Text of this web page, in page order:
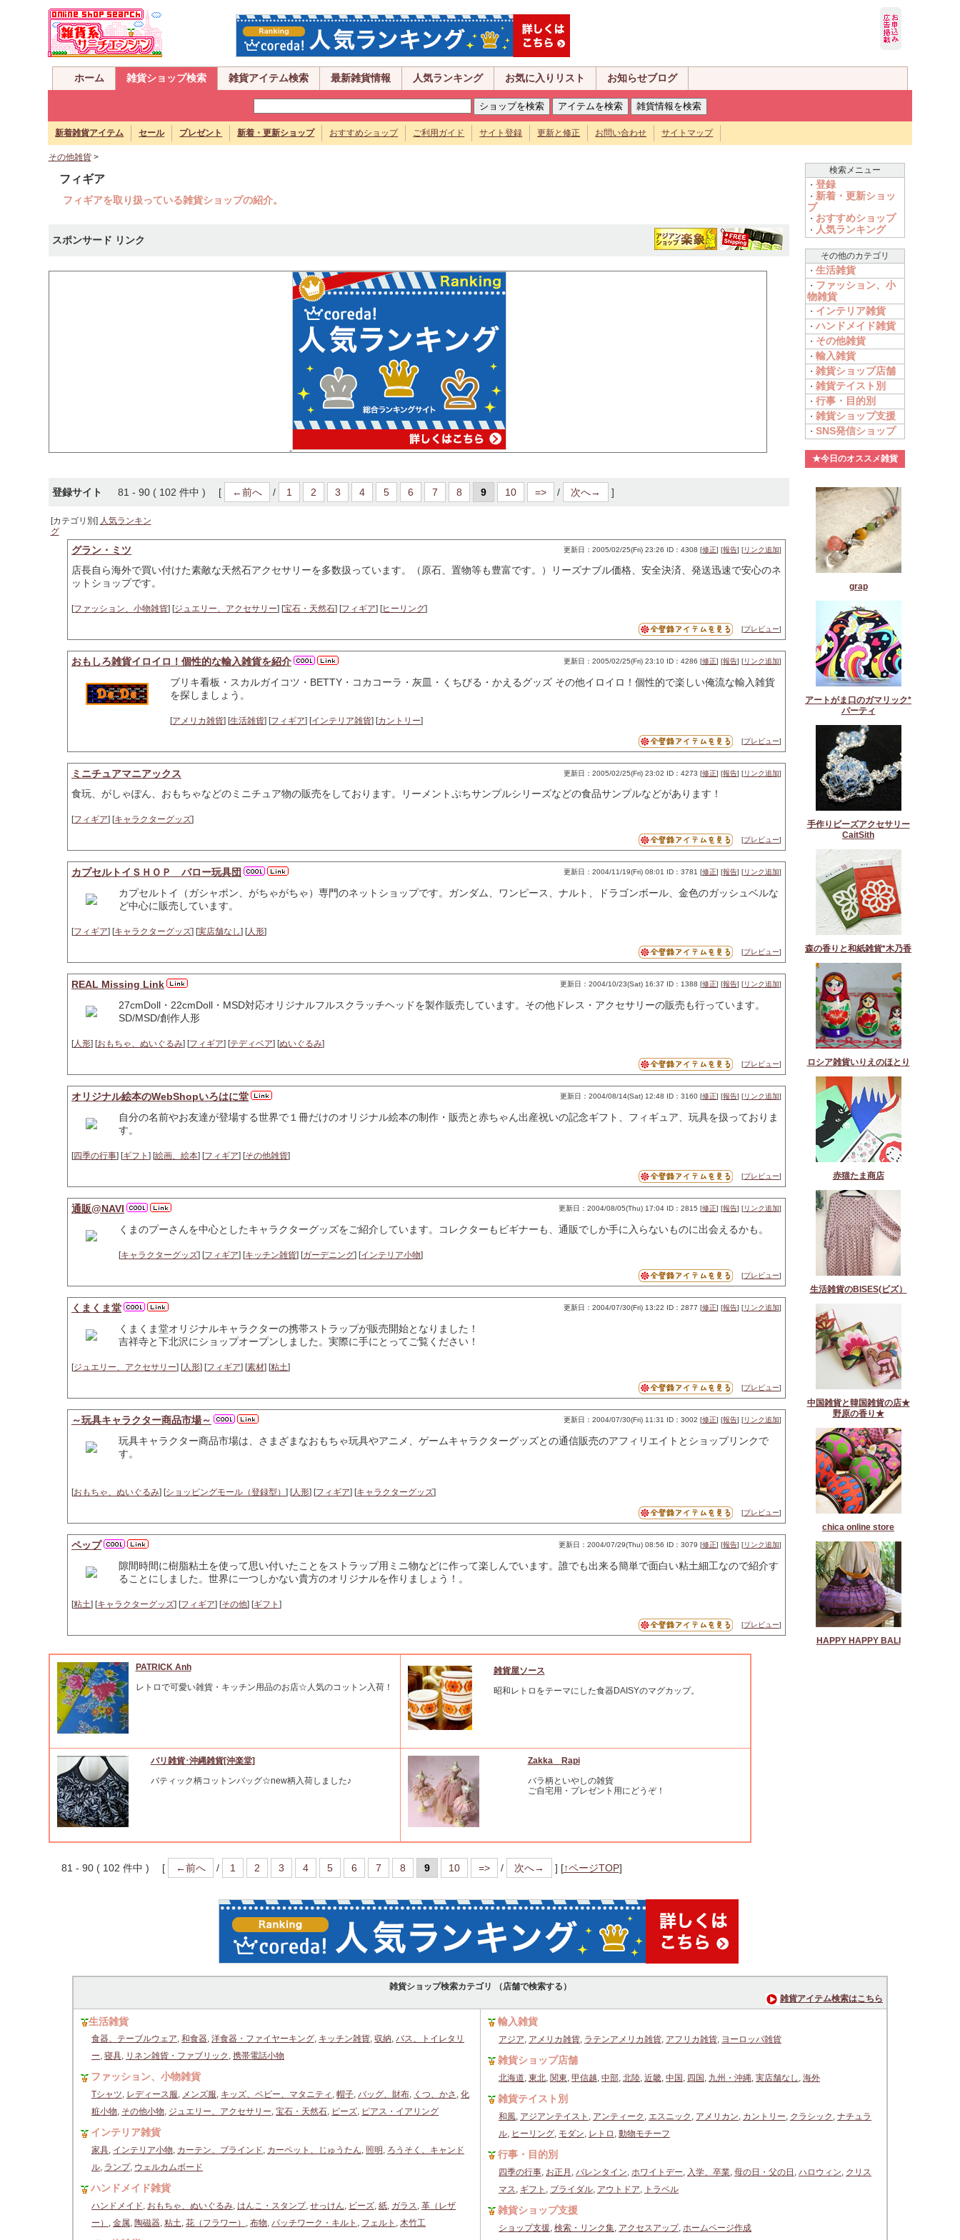
ホーム 雑貨ショップ検索 雑貨アイテム検索 最新雑貨情報 人気ランキング お気に入りリスト お知らせブログ
新着雑貨アイテム セール プレゼント 新着・更新ショップ おすすめショップ ご利用ガイド サイト登録 更新と修正 お問い合わせ サイトマップ
その他雑貨>
フィギア
フィギアを取り扱っている雑貨ショップの紹介。
スポンサード リンク
登録サイト 81 - 90 ( 102 件中 ) [ ←前へ / 1 2 3 4 5 6 7 8 9 10 => / 次へ→ ]
[カテゴリ別] 人気ランキン
グ
グラン・ミツ 更新日：2005/02/25(Fri) 23:26 ID：4308 [修正] [報告] [リンク追加]
店長自ら海外で買い付けた素敵な天然石アクセサリーを多数扱っています。（原石、置物等も豊富です。）リーズナブル価格、安全決済、発送迅速で安心のネ
ットショップです。
[ファッション、小物雑貨] [ジュエリー、アクセサリー] [宝石・天然石] [フィギア] [ヒーリング]
[プレビュー]
おもしろ雑貨イロイロ！個性的な輸入雑貨を紹介 更新日：2005/02/25(Fri) 23:10 ID：4286 [修正] [報告] [リンク追加]
ブリキ看板・スカルガイコツ・BETTY・コカコーラ・灰皿・くちびる・かえるグッズ その他イロイロ！個性的で楽しい俺流な輸入雑貨
を探しましょう。
[アメリカ雑貨] [生活雑貨] [フィギア] [インテリア雑貨] [カントリー]
[プレビュー]
ミニチュアマニアックス 更新日：2005/02/25(Fri) 23:02 ID：4273 [修正] [報告] [リンク追加]
食玩、がしゃぽん、おもちゃなどのミニチュア物の販売をしております。リーメントぷちサンプルシリーズなどの食品サンプルなどがあります！
[フィギア] [キャラクターグッズ]
[プレビュー]
カプセルトイＳＨＯＰ バロー玩具団 更新日：2004/11/19(Fri) 08:01 ID：3781 [修正] [報告] [リンク追加]
カプセルトイ（ガシャポン、がちゃがちゃ）専門のネットショップです。ガンダム、ワンピース、ナルト、ドラゴンボール、金色のガッシュベルな
ど中心に販売しています。
[フィギア] [キャラクターグッズ] [実店舗なし] [人形]
[プレビュー]
REAL Missing Link 更新日：2004/10/23(Sat) 16:37 ID：1388 [修正] [報告] [リンク追加]
27cmDoll・22cmDoll・MSD対応オリジナルフルスクラッチヘッドを製作販売しています。その他ドレス・アクセサリーの販売も行っています。
SD/MSD/創作人形
[人形] [おもちゃ、ぬいぐるみ] [フィギア] [テディベア] [ぬいぐるみ]
[プレビュー]
オリジナル絵本のWebShopいろはに堂 更新日：2004/08/14(Sat) 12:48 ID：3160 [修正] [報告] [リンク追加]
自分の名前やお友達が登場する世界で１冊だけのオリジナル絵本の制作・販売と赤ちゃん出産祝いの記念ギフト、フィギュア、玩具を扱っておりま
す。
[四季の行事] [ギフト ] [絵画、絵本] [フィギア] [その他雑貨]
[プレビュー]
通販@NAVI 更新日：2004/08/05(Thu) 17:04 ID：2815 [修正] [報告] [リンク追加]
くまのプーさんを中心としたキャラクターグッズをご紹介しています。コレクターもビギナーも、通販でしか手に入らないものに出会えるかも。
[キャラクターグッズ] [フィギア] [キッチン雑貨] [ガーデニング] [インテリア小物]
[プレビュー]
くまくま堂 更新日：2004/07/30(Fri) 13:22 ID：2877 [修正] [報告] [リンク追加]
くまくま堂オリジナルキャラクターの携帯ストラップが販売開始となりました！
吉祥寺と下北沢にショップオープンしました。実際に手にとってご覧ください！
[ジュエリー、アクセサリー] [人形] [フィギア] [素材] [粘土]
[プレビュー]
～玩具キャラクター商品市場～ 更新日：2004/07/30(Fri) 11:31 ID：3002 [修正] [報告] [リンク追加]
玩具キャラクター商品市場は、さまざまなおもちゃ玩具やアニメ、ゲームキャラクターグッズとの通信販売のアフィリエイトとショップリンクで
す。
[おもちゃ、ぬいぐるみ] [ショッピングモール（登録型） ] [人形] [フィギア] [キャラクターグッズ]
[プレビュー]
ペップ 更新日：2004/07/29(Thu) 08:56 ID：3079 [修正] [報告] [リンク追加]
隙間時間に樹脂粘土を使って思い付いたことをストラップ用ミニ物などに作って楽しんでいます。誰でも出来る簡単で面白い粘土細工なので紹介す
ることにしました。世界に一つしかない貴方のオリジナルを作りましょう！。
[粘土] [キャラクターグッズ] [フィギア] [その他] [ギフト ]
[プレビュー]
PATRICK Anh
レトロで可愛い雑貨・キッチン用品のお店☆人気のコットン入荷！
雑貨屋ソース
昭和レトロをテーマにした食器DAISYのマグカップ。
バリ雑貨･沖縄雑貨[沖楽堂]
バティック柄コットンバッグ☆new柄入荷しました♪
Zakka Rapi
バラ柄といやしの雑貨
ご自宅用・プレゼント用にどうぞ！
81 - 90 ( 102 件中 ) [ ←前へ / 1 2 3 4 5 6 7 8 9 10 => / 次へ→ ] [↑ページTOP]
検索メニュー
・ 登録
・ 新着・更新ショッ
プ
・ おすすめショップ
・ 人気ランキング
その他のカテゴリ
・ 生活雑貨
・ ファッション、小
物雑貨
・ インテリア雑貨
・ ハンドメイド雑貨
・ その他雑貨
・ 輸入雑貨
・ 雑貨ショップ店舗
・ 雑貨テイスト別
・ 行事・目的別
・ 雑貨ショップ支援
・ SNS発信ショップ
★今日のオススメ雑貨
grap
アートがま口のガマリック*
パーティ
手作りビーズアクセサリー
CaitSith
森の香りと和紙雑貨*木乃香
ロシア雑貨いりえのほとり
赤猫たま商店
生活雑貨のBISES(ビズ）
中国雑貨と韓国雑貨の店★
野原の香り★
chica online store
HAPPY HAPPY BALI
雑貨ショップ検索カテゴリ （店舗で検索する）
雑貨アイテム検索はこちら
生活雑貨
食器、テーブルウェア, 和食器, 洋食器・ファイヤーキング, キッチン雑貨, 収納, バス、トイレタリ
ー, 寝具, リネン雑貨・ファブリック , 携帯電話小物
ファッション、小物雑貨
Tシャツ, レディース服, メンズ服, キッズ、ベビー、マタニティ , 帽子, バッグ、財布, くつ、かさ , 化
粧小物, その他小物, ジュエリー、アクセサリー, 宝石・天然石, ビーズ, ピアス・イアリング
インテリア雑貨
家具, インテリア小物, カーテン、ブラインド, カーペット、じゅうたん, 照明 , ろうそく、キャンド
ル, ランプ, ウェルカムボード
ハンドメイド雑貨
ハンドメイド, おもちゃ、ぬいぐるみ, はんこ・スタンプ, せっけん, ビーズ, 紙, ガラス, 革（レザ
ー） , 金属, 陶磁器, 粘土, 花（フラワー） , 布物, パッチワーク・キルト , フェルト , 木竹工
輸入雑貨
アジア, アメリカ雑貨, ラテンアメリカ雑貨, アフリカ雑貨, ヨーロッパ雑貨
雑貨ショップ店舗
北海道, 東北, 関東, 甲信越, 中部, 北陸, 近畿, 中国 , 四国 , 九州・沖縄, 実店舗なし , 海外
雑貨テイスト別
和風, アジアンテイスト , アンティーク , エスニック , アメリカン, カントリー, クラシック , ナチュラ
ル, ヒーリング, モダン, レトロ , 動物モチーフ
行事・目的別
四季の行事, お正月 , バレンタイン, ホワイトデー, 入学、卒業, 母の日・父の日 , ハロウィン, クリス
マス, ギフト , ブライダル, アウトドア, トラベル
雑貨ショップ支援
ショップ支援, 検索・リンク集, アクセスアップ, ホームページ作成